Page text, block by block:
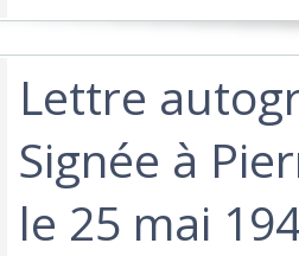
‎Lettre
Signée à
le 25 mai